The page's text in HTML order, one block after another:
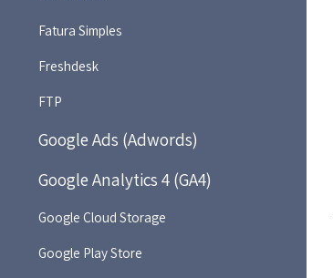
Fatura Simples
Freshdesk
FTP
Google Ads (Adwords)
Google Analytics 4 (GA4)
Google Cloud Storage
Google Play Store